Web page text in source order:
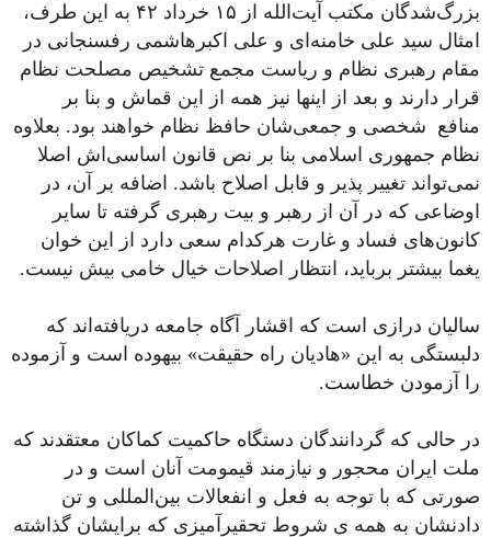
بزرگ‌شدگان مکتب آیت‌الله از ۱۵ خرداد ۴۲ به این طرف،
امثال سید علی خامنه‌ای و علی اکبر‌هاشمی رفسنجانی در
مقام رهبری نظام و ریاست مجمع تشخیص مصلحت نظام
قرار دارند و بعد از اینها نیز همه از این قماش و بنا بر
منافع شخصی و جمعی‌شان حافظ نظام خواهند بود. بعلاوه
نظام جمهوری اسلامی بنا بر نص قانون اساسی‌اش اصلا
نمی‌تواند تغییر پذیر و قابل اصلاح باشد. اضافه بر آن، در
اوضاعی که در آن از رهبر و بیت رهبری گرفته تا سایر
کانون‌های فساد و غارت هرکدام سعی دارد از این خوان
یغما بیشتر برباید، انتظار اصلاحات خیال خامی بیش نیست.
سالیان درازی است که اقشار آگاه جامعه دریافته‌اند که
دلبستگی به این‌‌ «هادیان راه حقیقت» بیهوده است و آزموده
را آزمودن خطاست.
در حالی که گردانندگان دستگاه حاکمیت کماکان معتقدند که
ملت ایران محجور و نیازمند قیمومت آنان است و در
صورتی که با توجه به فعل و انفعالات بین‌المللی و تن
دادنشان به همه ی شروط تحقیرآمیزی که برایشان گذاشته